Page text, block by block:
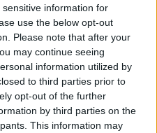
information for
use the below opt-out
Please note that after your
may continue seeing
information utilized by
to third parties prior to
opt-out of the further
by third parties on the
This information may